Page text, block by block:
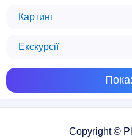
Картинг
Екскурсії
Copyright ©